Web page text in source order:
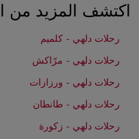
اكتشف المزيد من
رحلات دلهي - كلميم
رحلات دلهي - مرّاكش
رحلات دلهي - ورزازات
رحلات دلهي - طانطان
رحلات دلهي - زكورة